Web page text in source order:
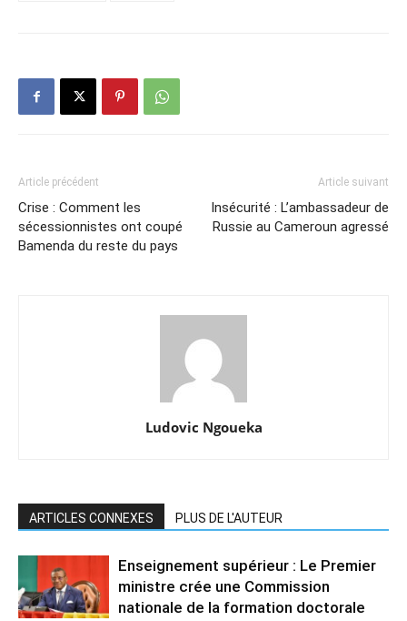
Article précédent
Crise : Comment les
sécessionnistes ont coupé
Bamenda du reste du pays
Article suivant
Insécurité : L’ambassadeur de
Russie au Cameroun agressé
Ludovic Ngoueka
ARTICLES CONNEXES PLUS DE L'AUTEUR
Enseignement supérieur : Le Premier
ministre crée une Commission
nationale de la formation doctorale